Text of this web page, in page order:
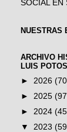
SOCIAL EN
NUESTRAS
ARCHIVO
LUIS POTOSÍ
► 2026
► 2025
► 2024
▼ 2023